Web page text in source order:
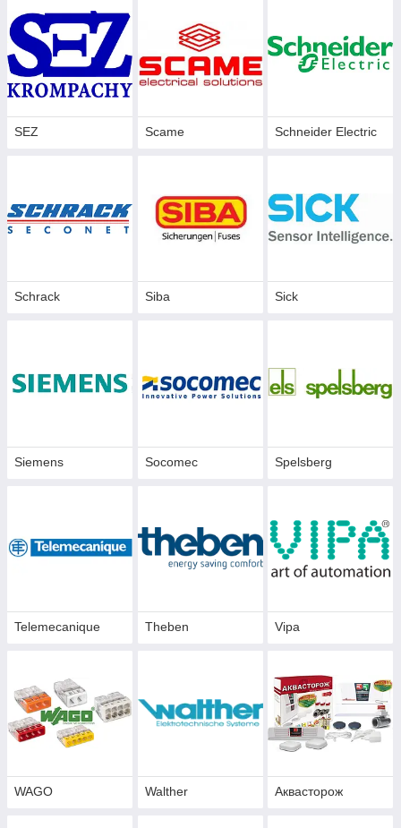
SEZ Scame Schneider Electric
Schrack Siba Sick
Siemens Socomec Spelsberg
Telemecanique Theben Vipa
WAGO Walther Аквасторож